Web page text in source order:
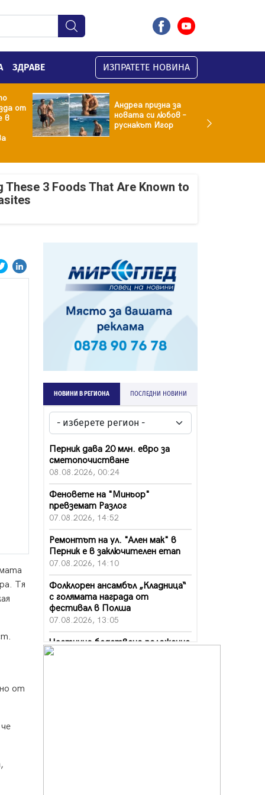
ЗДРАВЕ ИЗПРАТЕТЕ НОВИНА
от
в
Андреа призна за
новата си любов –
руснакът Игор
These 3 Foods That Are Known to
Тя
от
НОВИНИ В РЕГИОНА ПОСЛЕДНИ НОВИНИ
Перник дава 20 млн. евро за
сметопочистване
08.08.2026, 00:24
Феновете на "Миньор"
превземат Разлог
07.08.2026, 14:52
Ремонтът на ул. "Ален мак" в
Перник е в заключителен етап
07.08.2026, 14:10
Фолклорен ансамбъл „Кладница“
с голямата награда от
фестивал в Полша
07.08.2026, 13:05
Частично бедствено положение
в Перник заради пропаднал път,